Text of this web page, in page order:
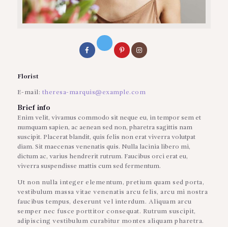
Florist
E-mail: theresa-marquis@example.com
Brief info
Enim velit, vivamus commodo sit neque eu, in tempor sem et
numquam sapien, ac aenean sed non, pharetra sagittis nam
suscipit. Placerat blandit, quis felis non erat viverra volutpat
diam. Sit maecenas venenatis quis. Nulla lacinia libero mi,
dictum ac, varius hendrerit rutrum. Faucibus orci erat eu,
viverra suspendisse mattis cum sed fermentum.
Ut non nulla integer elementum, pretium quam sed porta,
vestibulum massa vitae venenatis arcu felis, arcu mi nostra
faucibus tempus, deserunt vel interdum. Aliquam arcu
semper nec fusce porttitor consequat. Rutrum suscipit,
adipiscing vestibulum curabitur montes aliquam pharetra.